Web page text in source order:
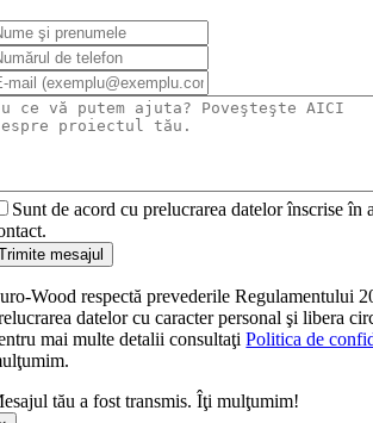
Sunt de acord cu prelucrarea datelor înscrise în
mesajul
Wood respectă prevederile Regulamentului
datelor cu caracter personal şi libera
mai multe detalii consultaţiPolitica de
tău a fost transmis. Îţi mulţumim!